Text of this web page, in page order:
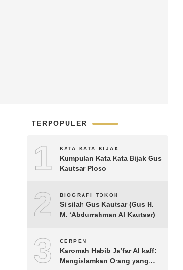
TERPOPULER
1 KATA KATA BIJAK
Kumpulan Kata Kata Bijak Gus
Kautsar Ploso
2 BIOGRAFI TOKOH
Silsilah Gus Kautsar (Gus H.
M. ‘Abdurrahman Al Kautsar)
3 CERPEN
Karomah Habib Ja’far Al kaff:
Mengislamkan Orang yang